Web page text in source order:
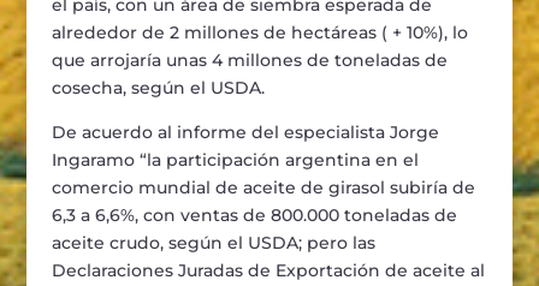
el país, con un área de siembra esperada de
alrededor de 2 millones de hectáreas ( + 10%), lo
que arrojaría unas 4 millones de toneladas de
cosecha, según el USDA.
De acuerdo al informe del especialista Jorge
Ingaramo “la participación argentina en el
comercio mundial de aceite de girasol subiría de
6,3 a 6,6%, con ventas de 800.000 toneladas de
aceite crudo, según el USDA; pero las
Declaraciones Juradas de Exportación de aceite al